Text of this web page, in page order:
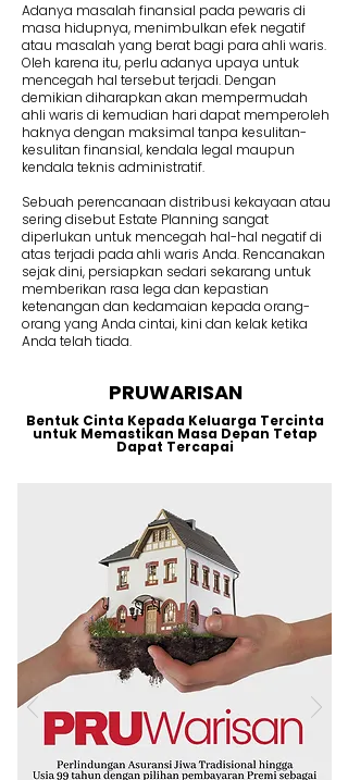
Adanya masalah finansial pada pewaris di
masa hidupnya, menimbulkan efek negatif
atau masalah yang berat bagi para ahli waris.
Oleh karena itu, perlu adanya upaya untuk
mencegah hal tersebut terjadi. Dengan
demikian diharapkan akan mempermudah
ahli waris di kemudian hari dapat memperoleh
haknya dengan maksimal tanpa kesulitan-
kesulitan finansial, kendala legal maupun
kendala teknis administratif.
Sebuah perencanaan distribusi kekayaan atau
sering disebut Estate Planning sangat
diperlukan untuk mencegah hal-hal negatif di
atas terjadi pada ahli waris Anda. Rencanakan
sejak dini, persiapkan sedari sekarang untuk
memberikan rasa lega dan kepastian
ketenangan dan kedamaian kepada orang-
orang yang Anda cintai, kini dan kelak ketika
Anda telah tiada.
PRUWARISAN
Bentuk Cinta Kepada Keluarga Tercinta
untuk Memastikan Masa Depan Tetap
Dapat Tercapai